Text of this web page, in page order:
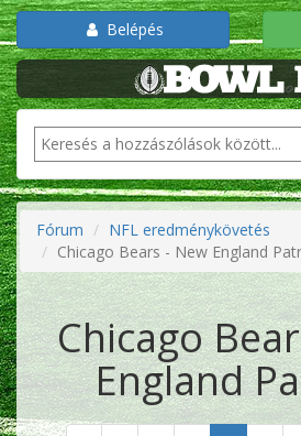
Belépés
Fórum
NFL eredménykövetés
Chicago Bears - New England
Chicago
England